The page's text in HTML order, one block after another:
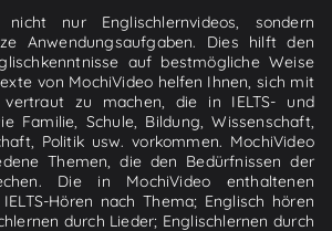
nicht nur Englischlernvideos, sondern
Anwendungsaufgaben. Dies hilft den
auf bestmögliche Weise
von MochiVideo helfen Ihnen, sich mit
zu machen, die in IELTS- und
Familie, Schule, Bildung, Wissenschaft,
Politik usw. vorkommen. MochiVideo
Themen, die den Bedürfnissen der
Die in MochiVideo enthaltenen
Hören nach Thema; Englisch hören
durch Lieder; Englischlernen durch